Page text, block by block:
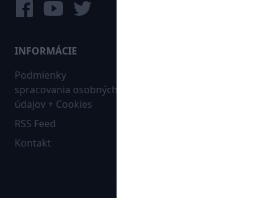
INFORMÁCIE
Podmienky
spracovania osobných
údajov + Cookies
RSS Feed
Kontakt